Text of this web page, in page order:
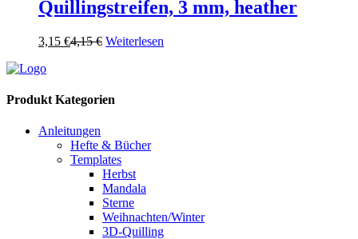
Quillingstreifen, 3 mm, heather
3,15 €4,15€ Weiterlesen
Produkt Kategorien
Anleitungen
Hefte & Bücher
Templates
Herbst
Mandala
Sterne
Weihnachten/Winter
3D-Quilling